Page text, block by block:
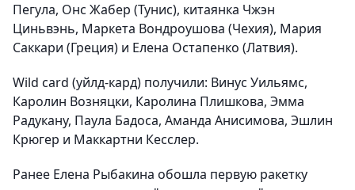
Пегула, Онс Жабер (Тунис), китаянка Чжэн
Циньвэнь, Маркета Вондроушова (Чехия), Мария
Саккари (Греция) и Елена Остапенко (Латвия).
Wild card (уйлд-кард) получили: Винус Уильямс,
Каролин Возняцки, Каролина Плишкова, Эмма
Радукану, Паула Бадоса, Аманда Анисимова, Эшлин
Крюгер и Маккартни Кесслер.
Ранее Елена Рыбакина обошла первую ракетку